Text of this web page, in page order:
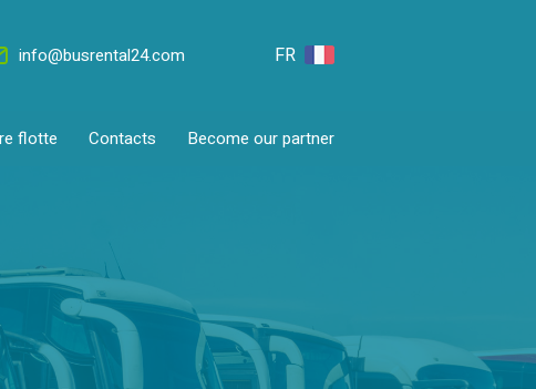
info@busrental24.com FR
flotte Contacts Become our partner